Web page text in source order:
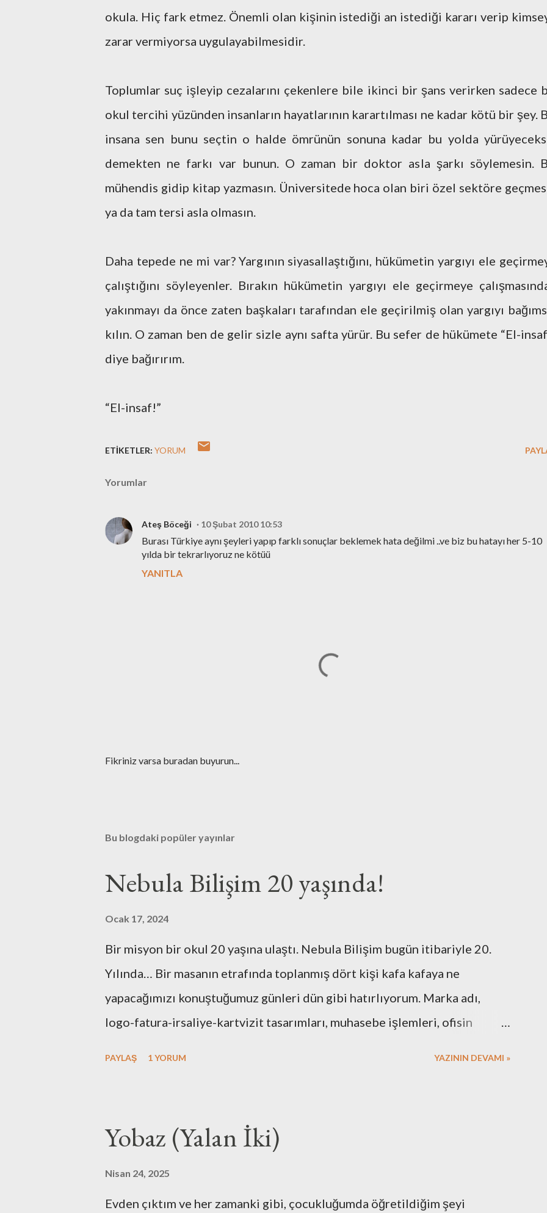
okula. Hiç fark etmez. Önemli olan kişinin istediği an istediği kararı verip
zarar vermiyorsa uygulayabilmesidir.
Toplumlar suç işleyip cezalarını çekenlere bile ikinci bir şans verirken sadece
okul tercihi yüzünden insanların hayatlarının karartılması ne kadar kötü bir şey.
insana sen bunu seçtin o halde ömrünün sonuna kadar bu yolda
demekten ne farkı var bunun. O zaman bir doktor asla şarkı söylemesin.
mühendis gidip kitap yazmasın. Üniversitede hoca olan biri özel sektöre
ya da tam tersi asla olmasın.
Daha tepede ne mi var? Yargının siyasallaştığını, hükümetin yargıyı ele
çalıştığını söyleyenler. Bırakın hükümetin yargıyı ele geçirmeye
yakınmayı da önce zaten başkaları tarafından ele geçirilmiş olan yargıyı
kılın. O zaman ben de gelir sizle aynı safta yürür. Bu sefer de hükümete “El-
diye bağırırım.
“El-insaf!”
ETIKETLER: YORUM
Yorumlar
Ateş Böceği 10 Şubat 2010 10:53
Burası Türkiye aynı şeyleri yapıp farklı sonuçlar beklemek hata değilmi ..ve biz bu hatayı her 5-10
yılda bir tekrarlıyoruz ne kötüü
YANITLA
Y
ö
e
r
Fikriniz varsa buradan buyurun...
Bu blogdaki popüler yayınlar
Nebula Bilişim 20 yaşında!
Ocak 17, 2024
Bir misyon bir okul 20 yaşına ulaştı. Nebula Bilişim bugün itibariyle 20.
Yılında… Bir masanın etrafında toplanmış dört kişi kafa kafaya ne
yapacağımızı konuştuğumuz günleri dün gibi hatırlıyorum. Marka adı,
logo-fatura-irsaliye-kartvizit tasarımları, muhasebe işlemleri, ofisin
ofise taşıyışım ve aylarca onları kullandığımız hala hatırımda. Mesela faks
cihazına bütçe ayırmamak için yaptıklarımız bugünkü nesle çok komik
PAYLAŞ 1 YORUM YAZININ DEVAMI »
Yobaz (Yalan İki)
Nisan 24, 2025
Evden çıktım ve her zamanki gibi, çocukluğumda öğretildiğim şeyi